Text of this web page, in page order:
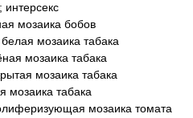
интерсекс
мозаика бобов
белая мозаика табака
мозаика табака
мозаика табака
мозаика табака
мозаика томата